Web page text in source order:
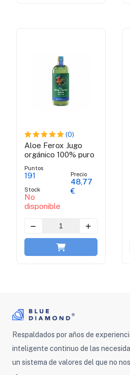
(0)
Aloe Ferox Jugo
orgánico 100% puro
Puntos
191
Stock
No
disponible
Precio
48,77
€
Respaldados por años de
inteligente continuo de las
un sistema de valores del que no